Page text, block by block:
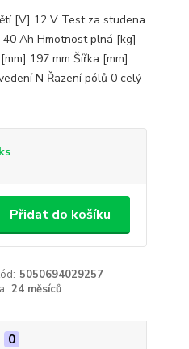
[V] 12 V Test za studena
Ah Hmotnost plná [kg]
197 mm Šířka [mm]
N Řazení pólů 0 celý
Přidat do košíku
5050694029257
24 měsíců
0